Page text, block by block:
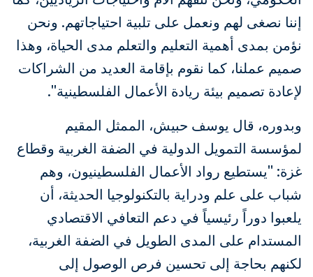
إننا نصغى لهم ونعمل على تلبية احتياجاتهم. ونحن
نؤمن بمدى أهمية التعليم والتعلم مدى الحياة، وهذا
صميم عملنا، كما نقوم بإقامة العديد من الشراكات
لإعادة تصميم بيئة ريادة الأعمال الفلسطينية".
وبدوره، قال يوسف حبيش، الممثل المقيم
لمؤسسة التمويل الدولية في الضفة الغربية وقطاع
غزة: "يستطيع رواد الأعمال الفلسطينيون، وهم
شباب على علم ودراية بالتكنولوجيا الحديثة، أن
يلعبوا دوراً رئيسياً في دعم التعافي الاقتصادي
المستدام على المدى الطويل في الضفة الغربية،
لكنهم بحاجة إلى تحسين فرص الوصول إلى